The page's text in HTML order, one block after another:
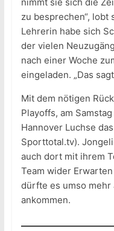
nimmt sie sich die
zu besprechen“, lobt
Lehrerin habe sich
der vielen
nach einer Woche
eingeladen. „Das
Mit dem nötigen
Playoffs, am
Hannover Luchse
Sporttotal.tv).
auch dort mit ihrem
Team wider
dürfte es umso
ankommen.